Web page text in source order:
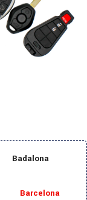
Badalona
Barcelona